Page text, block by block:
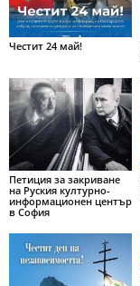
Честит 24 май!
Петиция за закриване
на Руския културно-
информационен център
в София